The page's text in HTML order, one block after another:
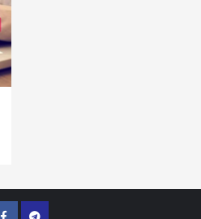
FacebookTelegram